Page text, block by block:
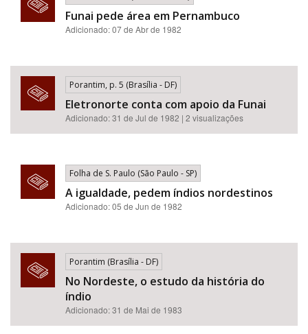
Funai pede área em Pernambuco
Adicionado: 07 de Abr de 1982
Porantim, p. 5 (Brasília - DF)
Eletronorte conta com apoio da Funai
Adicionado: 31 de Jul de 1982 | 2 visualizações
Folha de S. Paulo (São Paulo - SP)
A igualdade, pedem índios nordestinos
Adicionado: 05 de Jun de 1982
Porantim (Brasília - DF)
No Nordeste, o estudo da história do
índio
Adicionado: 31 de Mai de 1983